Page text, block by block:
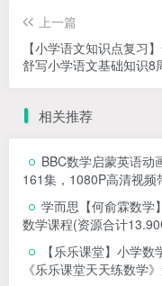
上一篇
【小学语文知识点复习
舒写小学语文基础知识8
相关推荐
BBC数学启蒙英语动
161集，1080P高清视频
学而思【何俞霖数学
数学课程(资源合计
【乐乐课堂】小学
《乐乐课堂天天练数学